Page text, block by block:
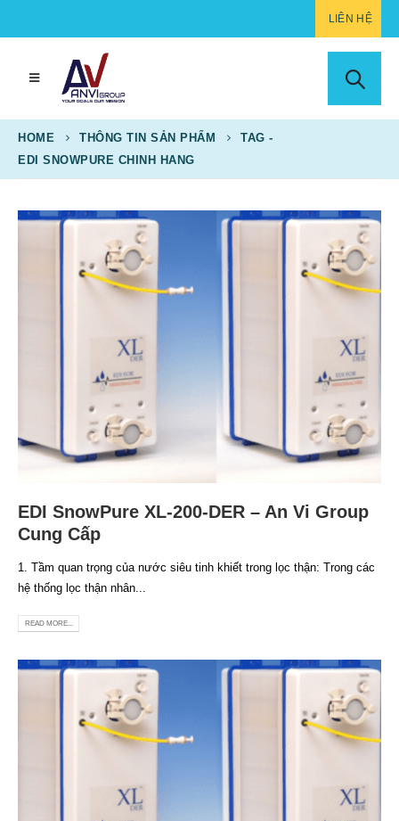
LIÊN HỆ
HOME THÔNG TIN SẢN PHẨM
TAG -
EDI SNOWPURE CHINH HANG
EDI SnowPure XL-200-DER – An Vi Group
Cung Cấp
1. Tầm quan trọng của nước siêu tinh khiết trong lọc thận: Trong các
hệ thống lọc thận nhân...
READ MORE...